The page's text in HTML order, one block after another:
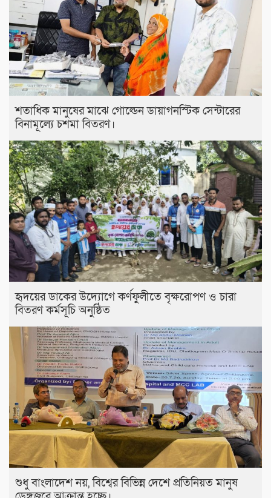
শতাধিক মানুষের মাঝে গোল্ডেন ডায়াগনস্টিক সেন্টারের
বিনামূল্যে চশমা বিতরণ।
হৃদয়ের ডাকের উদ্যোগে কর্ণফুলীতে বৃক্ষরোপণ ও চারা
বিতরণ কর্মসূচি অনুষ্ঠিত
শুধু বাংলাদেশ নয়, বিশ্বের বিভিন্ন দেশে প্রতিনিয়ত মানুষ